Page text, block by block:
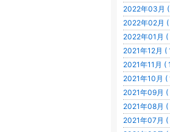
2022年03月 (
2022年02月 (
2022年01月 (
2021年12月 (
2021年11月 (
2021年10月 (
2021年09月 (
2021年08月 (
2021年07月 (